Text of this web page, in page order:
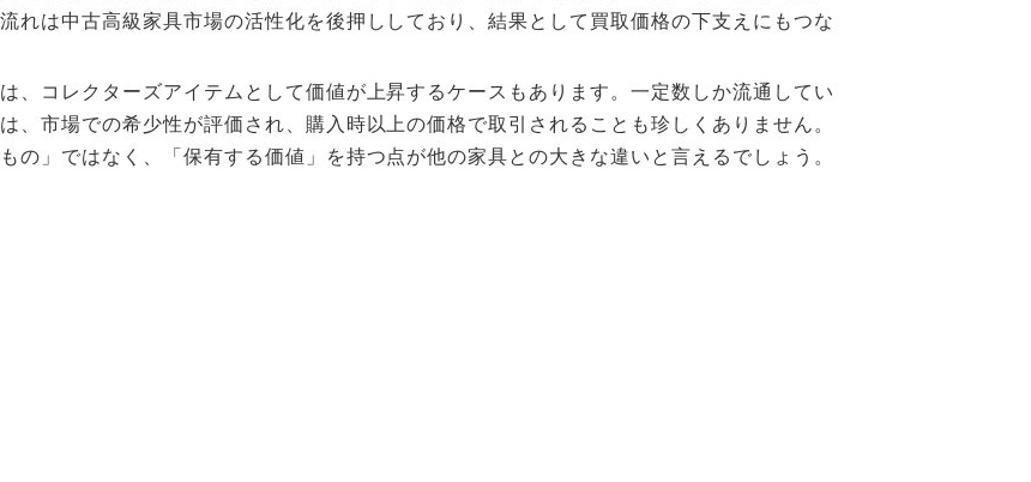
れは中古高級家具市場の活性化を後押ししており、結果として買取価格の下支えにもつな
、コレクターズアイテムとして価値が上昇するケースもあります。一定数しか流通してい
、市場での希少性が評価され、購入時以上の価格で取引されることも珍しくありません。
の」ではなく、「保有する価値」を持つ点が他の家具との大きな違いと言えるでしょう。